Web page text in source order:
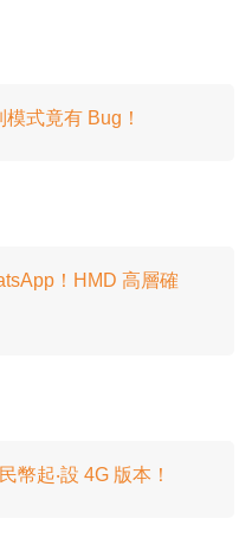
式竟有 Bug！
！HMD 高層確
幣起‧設 4G 版本！